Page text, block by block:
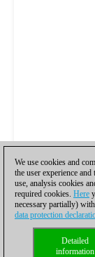
We use cookies and
the user experience
use, analysis cookies
required cookies. Here
necessary partially)
data protection
Detailed
information